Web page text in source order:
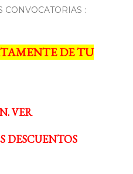
CONVOCATORIAS :
DE TU
VER
DESCUENTOS